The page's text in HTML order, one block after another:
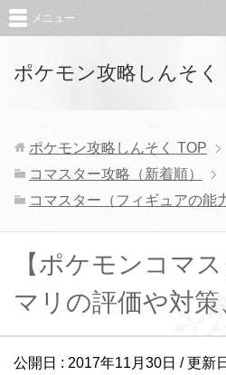
ポケモン攻略しんそく
メニュー
ポケモン攻略しんそく TOP
コマスター攻略（新着順）
コマスター（フィギュアの能
【ポケモンコマ
マリの評価や対
公開日 : 2017年11月30日 / 更新